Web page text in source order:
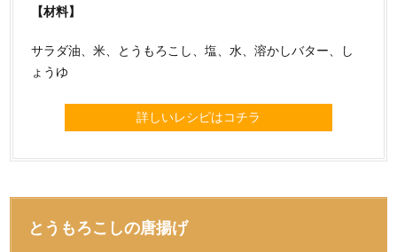
【材料】
サラダ油、米、とうもろこし、塩、水、溶かしバター、し
ょうゆ
詳しいレシピはコチラ
とうもろこしの唐揚げ